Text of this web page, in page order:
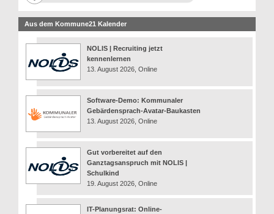
Aus dem Kommune21 Kalender
NOLIS | Recruiting jetzt
kennenlernen
13. August 2026, Online
Software-Demo: Kommunaler
Gebärdensprach-Avatar-Baukasten
13. August 2026, Online
Gut vorbereitet auf den
Ganztagsanspruch mit NOLIS |
Schulkind
19. August 2026, Online
IT-Planungsrat: Online-